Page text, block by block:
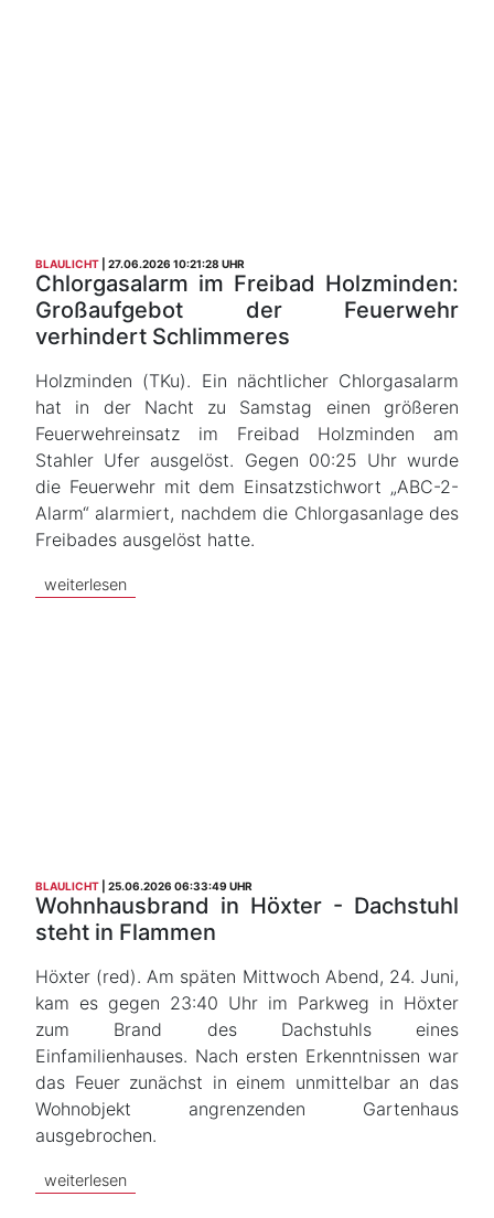
BLAULICHT 27.06.2026 10:21:28 UHR
Chlorgasalarm im Freibad Holzminden:
Großaufgebot der Feuerwehr
verhindert Schlimmeres
Holzminden (TKu). Ein nächtlicher Chlorgasalarm
hat in der Nacht zu Samstag einen größeren
Feuerwehreinsatz im Freibad Holzminden am
Stahler Ufer ausgelöst. Gegen 00:25 Uhr wurde
die Feuerwehr mit dem Einsatzstichwort „ABC-2-
Alarm“ alarmiert, nachdem die Chlorgasanlage des
Freibades ausgelöst hatte.
weiterlesen
BLAULICHT 25.06.2026 06:33:49 UHR
Wohnhausbrand in Höxter - Dachstuhl
steht in Flammen
Höxter (red). Am späten Mittwoch Abend, 24. Juni,
kam es gegen 23:40 Uhr im Parkweg in Höxter
zum Brand des Dachstuhls eines
Einfamilienhauses. Nach ersten Erkenntnissen war
das Feuer zunächst in einem unmittelbar an das
Wohnobjekt angrenzenden Gartenhaus
ausgebrochen.
weiterlesen